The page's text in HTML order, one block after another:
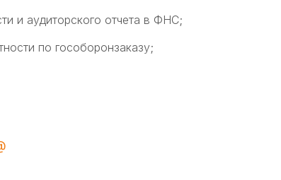
и аудиторского отчета в ФНС;
по гособоронзаказу;